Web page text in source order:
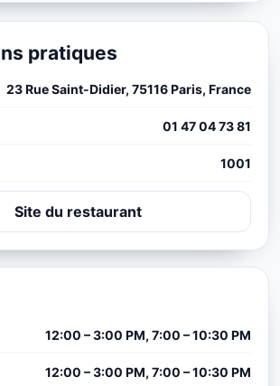
pratiques
23 Rue Saint-Didier, 75116 Paris, France
01 47 04 73 81
1001
Site du restaurant
12:00 – 3:00 PM, 7:00 – 10:30 PM
12:00 – 3:00 PM, 7:00 – 10:30 PM